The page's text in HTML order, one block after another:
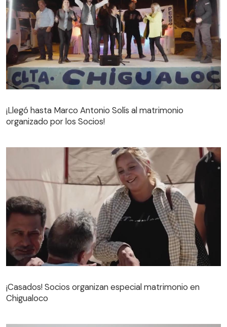
organizado por los Socios!
¡Llegó hasta Marco Antonio Solís al matrimonio
organizado por los Socios!
Chigualoco
¡Casados! Socios organizan especial matrimonio en
Chigualoco